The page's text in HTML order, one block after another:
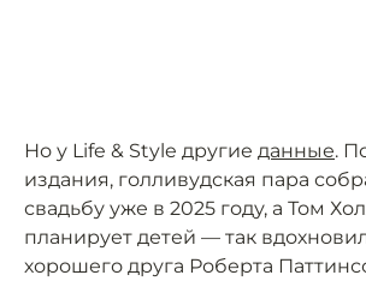
Но у Life & Style другие данные.
издания, голливудская пара
свадьбу уже в 2025 году, а Том
планирует детей — так
хорошего друга Роберта